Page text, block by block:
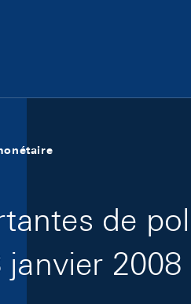
de
2008